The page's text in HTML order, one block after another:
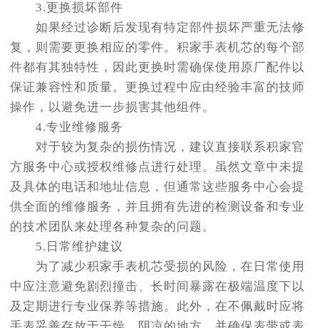
3.更换损坏部件
如果经过诊断后发现有特定部件损坏严重无法修
复，则需要更换相应的零件。积家手表机芯的每个部
件都有其独特性，因此更换时需确保使用原厂配件以
保证兼容性和质量。更换过程中应由经验丰富的技师
操作，以避免进一步损害其他组件。
4.专业维修服务
对于较为复杂的损伤情况，建议直接联系积家官
方服务中心或授权维修点进行处理。虽然文章中未提
及具体的电话和地址信息，但通常这些服务中心会提
供全面的维修服务，并且拥有先进的检测设备和专业
的技术团队来处理各种复杂的问题。
5.日常维护建议
为了减少积家手表机芯受损的风险，在日常使用
中应注意避免剧烈撞击、长时间暴露在极端温度下以
及定期进行专业保养等措施。此外，在不佩戴时应将